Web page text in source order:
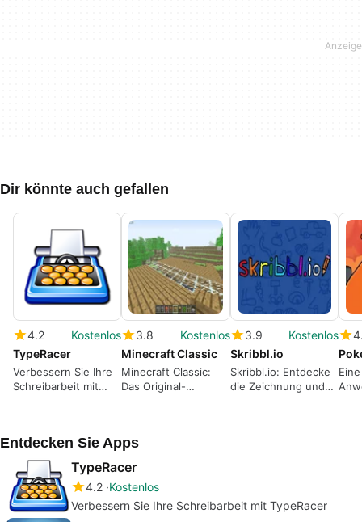
Dir könnte auch gefallen
4.2
Kostenlos
TypeRacer
Verbessern Sie Ihre
Schreibarbeit mit
3.8
Kostenlos
Minecraft Classic
Minecraft Classic:
Das Original-
3.9
Kostenlos
Skribbl.io
Skribbl.io: Entdecke
die Zeichnung und
Entdecken Sie Apps
TypeRacer
4.2 Kostenlos
Verbessern Sie Ihre Schreibarbeit mit TypeRacer